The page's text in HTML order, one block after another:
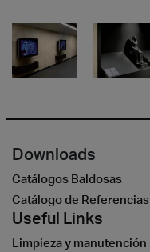
Downloads
Catálogos Baldosas
Catálogo de Referencias
Useful Links
Limpieza y manutención